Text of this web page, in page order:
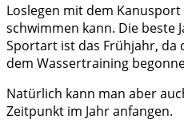
Loslegen mit dem
schwimmen kann. Die beste
Sportart ist das Frühjahr, da
dem Wassertraining
Natürlich kann man aber
Zeitpunkt im Jahr anfangen.